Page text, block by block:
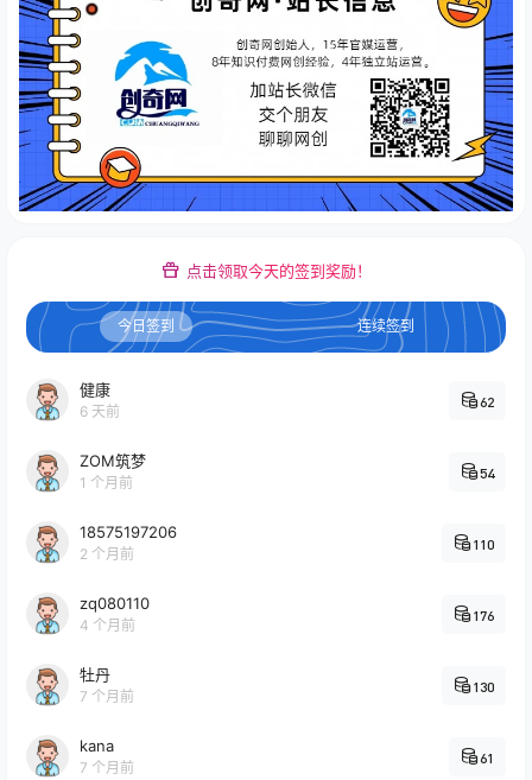
点击领取今天的签到奖励！
今日签到 连续签到
健康
6 天前
62
ZOM筑梦
1 个月前
54
18575197206
2 个月前
110
zq080110
4 个月前
176
牡丹
7 个月前
130
kana
7 个月前
61